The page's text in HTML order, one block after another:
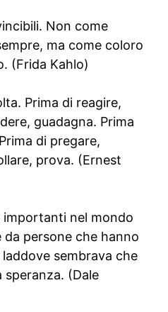
Non come
ma come coloro
(Frida Kahlo)
Prima di reagire,
guadagna. Prima
di pregare,
prova. (Ernest
importanti nel mondo
persone che hanno
sembrava che
speranza. (Dale